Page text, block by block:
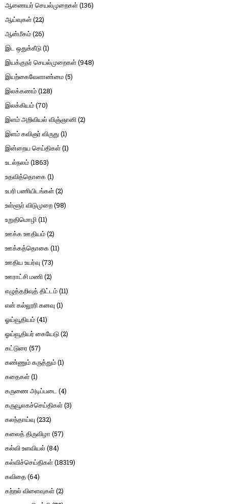
ஆணையர் செயல்முறைகள்(136)
ஆய்வுகள்(22)
ஆன்மீகம்(26)
இட ஒதுக்கீடு(1)
இயக்குநர் செயல்முறைகள்(948)
இயற்கைவேளாண்மை(5)
இலக்கணம்(128)
இலக்கியம்(70)
இளம் அறிவியல் விஞ்ஞானி(2)
இளம் கவிஞர் விருது(1)
இன்றைய செய்திகள்(1)
உடல்நலம்(1863)
உதவித்தொகை(1)
உபரி பணியிடங்கள்(2)
உள்ளூர் விடுமுறை(98)
உறுதிமொழி(11)
ஊக்க ஊதியம்(2)
ஊக்கத்தொகை(11)
ஊதிய உயர்வு (73)
ஊராட்சி மணி(2)
எழுத்தறிவுத் திட்டம்(11)
என் கல்லூரி கனவு (1)
ஓய்வூதியம்(41)
ஓய்வூதியர் கையேடு(2)
கட்டுரை (57)
கண்ணும் கருத்தும்(1)
கதைகள்(1)
கருணை அடிப்படை (4)
கருவூலகச்செய்திகள்(3)
கலந்தாய்வு (232)
கலைத் திருவிழா (57)
கல்வி உளவியல் (84)
கல்விச்செய்திகள்(18319)
கவிதை(64)
கற்றல் விளைவுகள்(2)